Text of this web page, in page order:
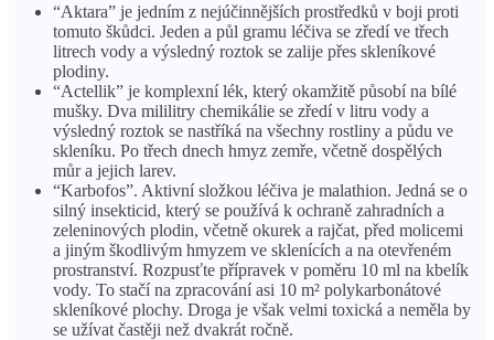
“Aktara” je jedním z nejúčinnějších prostředků v boji proti
tomuto škůdci. Jeden a půl gramu léčiva se zředí ve třech
litrech vody a výsledný roztok se zalije přes skleníkové
plodiny.
“Actellik” je komplexní lék, který okamžitě působí na bílé
mušky. Dva mililitry chemikálie se zředí v litru vody a
výsledný roztok se nastříká na všechny rostliny a půdu ve
skleníku. Po třech dnech hmyz zemře, včetně dospělých
můr a jejich larev.
“Karbofos”. Aktivní složkou léčiva je malathion. Jedná se o
silný insekticid, který se používá k ochraně zahradních a
zeleninových plodin, včetně okurek a rajčat, před molicemi
a jiným škodlivým hmyzem ve sklenících a na otevřeném
prostranství. Rozpusťte přípravek v poměru 10 ml na kbelík
vody. To stačí na zpracování asi 10 m² polykarbonátové
skleníkové plochy. Droga je však velmi toxická a neměla by
se užívat častěji než dvakrát ročně.